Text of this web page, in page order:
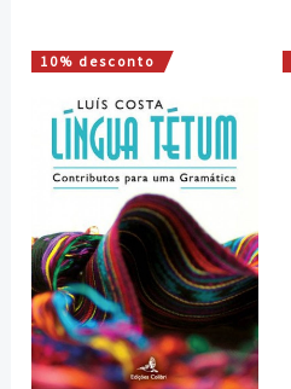
10% desconto
O
preço
original
era:
10,00 €.
O
preço
atual
9,00 €.